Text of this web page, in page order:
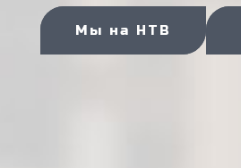
Мы на НТВ